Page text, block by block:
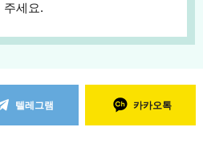
주세요.
텔레그램 카카오톡